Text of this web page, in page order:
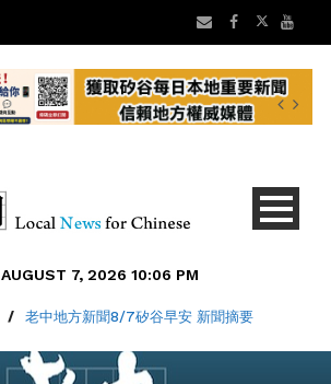
AUGUST 7, 2026 10:06 PM
/ 老中地方新聞8/7矽谷早安 新聞摘要